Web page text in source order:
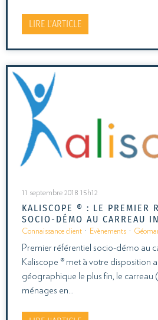
LIRE L'ARTICLE
11 septembre 2018 15h12
KALISCOPE ® : LE PREMIER
SOCIO-DÉMO AU CARREAU
Connaissance client · Evènements ·
Premier référentiel socio-démo au
Kaliscope ® met à votre disposition
géographique le plus fin, le carreau
ménages en…